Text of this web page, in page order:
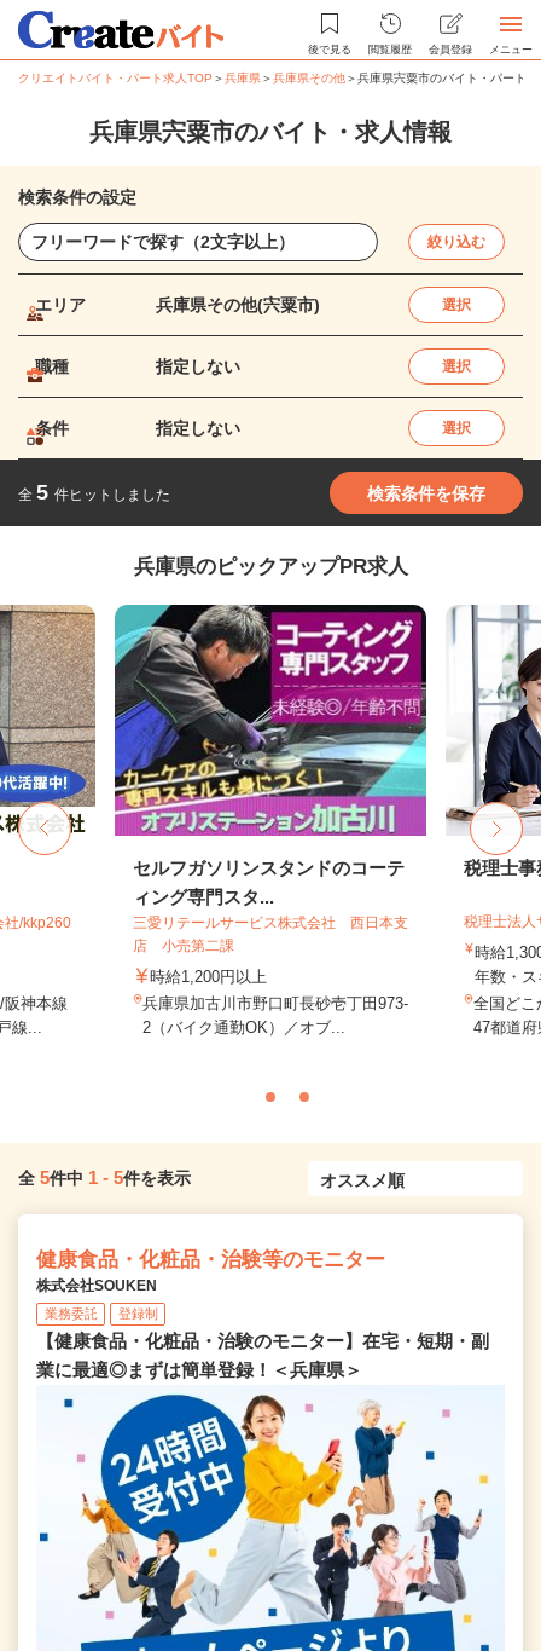
後で見る 閲覧履歴 会員登録 メニュー
クリエイトバイト・パート求人TOP ＞兵庫県＞兵庫県その他＞兵庫県宍粟市のバイト・パート求
兵庫県宍粟市のバイト・求人情報
検索条件の設定
絞り込む
エリア 兵庫県その他(宍粟市) 選択
職種 指定しない 選択
条件 指定しない 選択
全 5 件ヒットしました 検索条件を保存
兵庫県のピックアップPR求人
社/kkp260
神本線
線...
セルフガソリンスタンドのコーテ
ィング専門スタ...
三愛リテールサービス株式会社 西日本支
店 小売第二課
時給1,200円以上
兵庫県加古川市野口町長砂壱丁田973-
2（バイク通勤OK）／オブ...
税理士事
税理士法人
時給
年数・
全国どこ
47都道
全 5件中 1 - 5件を表示
健康食品・化粧品・治験等のモニター
株式会社SOUKEN
業務委託 登録制
【健康食品・化粧品・治験のモニター】在宅・短期・副
業に最適◎まずは簡単登録！＜兵庫県＞